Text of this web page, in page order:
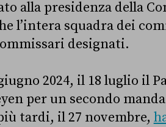
alla presidenza della
l’intera squadra dei
designati.
2024, il 18 luglio il
per un secondo
tardi, il 27 novembre,